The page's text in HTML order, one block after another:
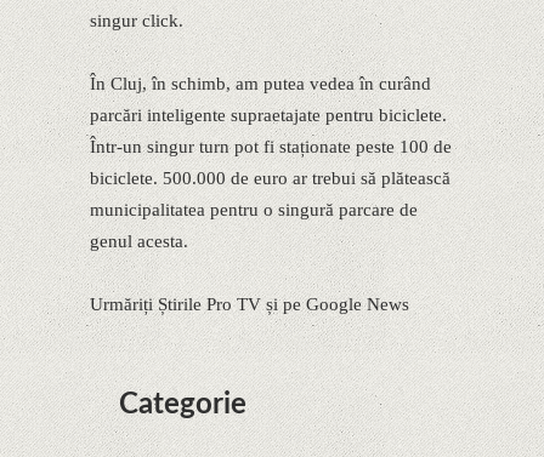
singur click.
În Cluj, în schimb, am putea vedea în curând
parcări inteligente supraetajate pentru biciclete.
Într-un singur turn pot fi staționate peste 100 de
biciclete. 500.000 de euro ar trebui să plătească
municipalitatea pentru o singură parcare de
genul acesta.
Urmăriți Știrile Pro TV și pe Google News
Categorie